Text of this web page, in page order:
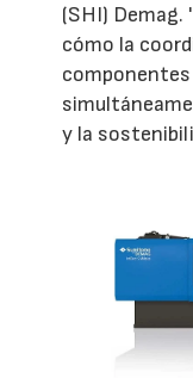
(SHI)
cómo la
componentes
y la